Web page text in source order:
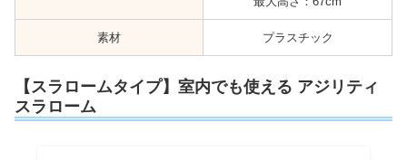
素材 プラスチック
【スラロームタイプ】室内でも使える アジリティ
スラローム